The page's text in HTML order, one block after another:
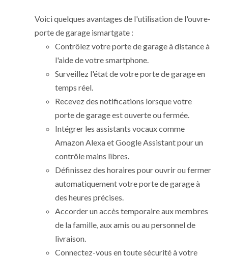
Voici quelques avantages de l'utilisation de l'ouvre-
porte de garage ismartgate :
Contrôlez votre porte de garage à distance à
l'aide de votre smartphone.
Surveillez l'état de votre porte de garage en
temps réel.
Recevez des notifications lorsque votre
porte de garage est ouverte ou fermée.
Intégrer les assistants vocaux comme
Amazon Alexa et Google Assistant pour un
contrôle mains libres.
Définissez des horaires pour ouvrir ou fermer
automatiquement votre porte de garage à
des heures précises.
Accorder un accès temporaire aux membres
de la famille, aux amis ou au personnel de
livraison.
Connectez-vous en toute sécurité à votre